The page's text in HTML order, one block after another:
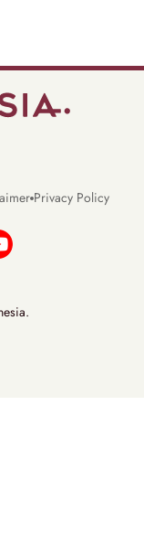
Privacy Policy